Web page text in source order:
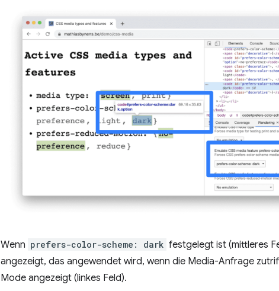
Wenn prefers-color-scheme: dark festgelegt ist (mittleres
angezeigt, das angewendet wird, wenn die Media-Anfrage
Mode angezeigt (linkes Feld).